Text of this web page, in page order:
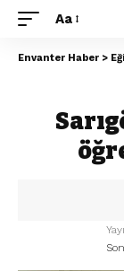
Aa
Envanter Haber >